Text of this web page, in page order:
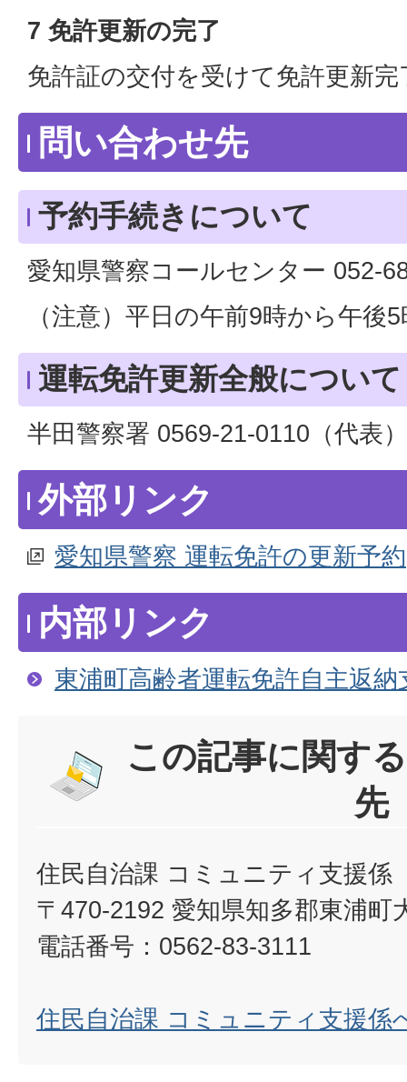
7 免許更新の完了
免許証の交付を受けて免許更新完
問い合わせ先
予約手続きについて
愛知県警察コールセンター 052-
（注意）平日の午前9時から午後
運転免許更新全般について
半田警察署 0569-21-0110（代表）
外部リンク
愛知県警察 運転免許の更新予約
内部リンク
東浦町高齢者運転免許自主返納
この記事に関す
先
住民自治課 コミュニティ支援係
〒470-2192 愛知県知多郡東浦町
電話番号：0562-83-3111
住民自治課 コミュニティ支援係